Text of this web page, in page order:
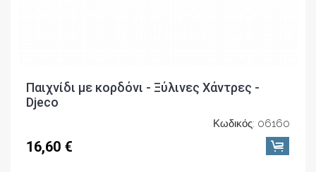
Παιχνίδι με κορδόνι - Ξύλινες Χάντρες -
Djeco
Κωδικός: 06160
16,60 €